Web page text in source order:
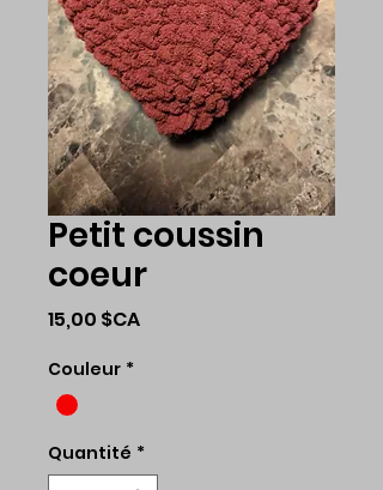
Petit coussin
coeur
15,00 $CAPrix
Couleur *
Quantité *